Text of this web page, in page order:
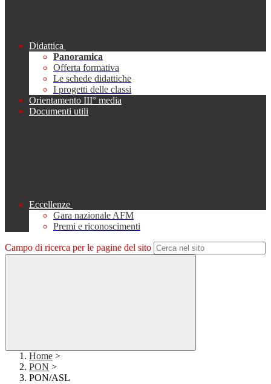
Didattica
Panoramica
Offerta formativa
Le schede didattiche
I progetti delle classi
Orientamento III° media
Documenti utili
Eccellenze
Gara nazionale AFM
Premi e riconoscimenti
Campo di ricerca per le pagine del sito
Home >
PON >
PON/ASL